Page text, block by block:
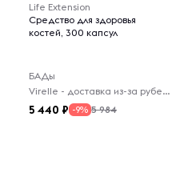
Life Extension
Средство для здоровья
костей, 300 капсул
БАДы
Virelle - доставка из-за рубежа
5 440 -9% 5 984